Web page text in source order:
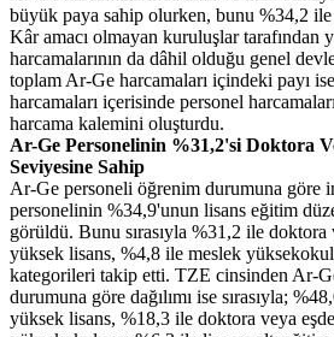
büyük paya sahip olurken, bunu %34,2
Kâr amacı olmayan kuruluşlar tarafından
harcamalarının da dâhil olduğu genel
toplam Ar-Ge harcamaları içindeki payı
harcamaları içerisinde personel
harcama kalemini oluşturdu.
Ar-Ge Personelinin %31,2'si Doktora
Seviyesine Sahip
Ar-Ge personeli öğrenim durumuna göre
personelinin %34,9'unun lisans eğitim
görüldü. Bunu sırasıyla %31,2 ile
yüksek lisans, %4,8 ile meslek
kategorileri takip etti. TZE cinsinden Ar-
durumuna göre dağılımı ise sırasıyla;
yüksek lisans, %18,3 ile doktora veya